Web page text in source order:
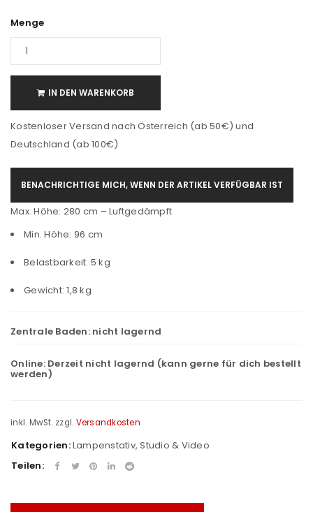
Menge
IN DEN WARENKORB
Kostenloser Versand nach Österreich (ab 50€) und
Deutschland (ab 100€)
BENACHRICHTIGE MICH, WENN DER ARTIKEL VERFÜGBAR IST
Max. Höhe: 280 cm – Luftgedämpft
Min. Höhe: 96 cm
Belastbarkeit: 5 kg
Gewicht: 1,8 kg
Zentrale Baden: nicht lagernd
Online: Derzeit nicht lagernd (kann gerne für dich bestellt
werden)
inkl. MwSt. zzgl. Versandkosten
Kategorien:Lampenstativ,Studio & Video
Teilen: